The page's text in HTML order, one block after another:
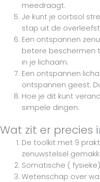
meedraagt.
Je kunt je cortisol
stap uit de
Een ontspannen
betere beschermen
in je lichaam.
Een ontspannen
ontspannen geest.
Hoe je dit kunt
simpele dingen.
Wat zit er precies
De toolkit met 9
zenuwstelsel
Somatische (
Wetenschap over